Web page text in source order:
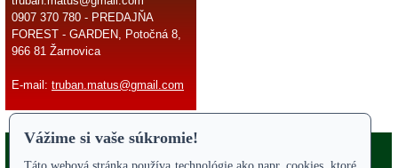
0907 370 780 - PREDAJŇA
FOREST - GARDEN, Potočná 8,
966 81 Žarnovica
E-mail: truban.matus@gmail.com
Copyright 2017 Odstúpiť od zmluvy